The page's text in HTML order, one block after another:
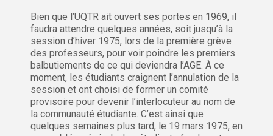
Bien que l’UQTR ait ouvert ses portes en 1969, il
faudra attendre quelques années, soit jusqu’à la
session d’hiver 1975, lors de la première grève
des professeurs, pour voir poindre les premiers
balbutiements de ce qui deviendra l’AGE. À ce
moment, les étudiants craignent l’annulation de la
session et ont choisi de former un comité
provisoire pour devenir l’interlocuteur au nom de
la communauté étudiante. C’est ainsi que
quelques semaines plus tard, le 19 mars 1975, en